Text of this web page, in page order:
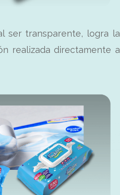
ser transparente, logra la
realizada directamente a